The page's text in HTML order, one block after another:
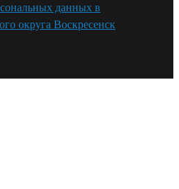
данных в
округа Воскресенск